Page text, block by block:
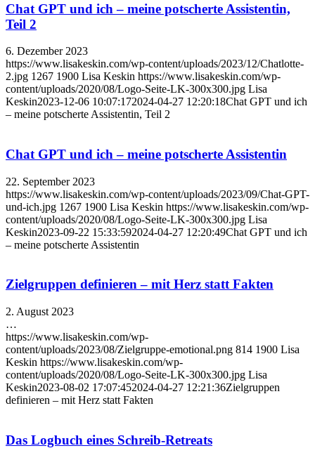
Chat GPT und ich – meine potscherte Assistentin,
Teil 2
6. Dezember 2023
https://www.lisakeskin.com/wp-content/uploads/2023/12/Chatlotte-
2.jpg 1267 1900 Lisa Keskin https://www.lisakeskin.com/wp-
content/uploads/2020/08/Logo-Seite-LK-300x300.jpg Lisa
Keskin2023-12-06 10:07:172024-04-27 12:20:18Chat GPT und ich
– meine potscherte Assistentin, Teil 2
Chat GPT und ich – meine potscherte Assistentin
22. September 2023
https://www.lisakeskin.com/wp-content/uploads/2023/09/Chat-GPT-
und-ich.jpg 1267 1900 Lisa Keskin https://www.lisakeskin.com/wp-
content/uploads/2020/08/Logo-Seite-LK-300x300.jpg Lisa
Keskin2023-09-22 15:33:592024-04-27 12:20:49Chat GPT und ich
– meine potscherte Assistentin
Zielgruppen definieren – mit Herz statt Fakten
2. August 2023
…
https://www.lisakeskin.com/wp-
content/uploads/2023/08/Zielgruppe-emotional.png 814 1900 Lisa
Keskin https://www.lisakeskin.com/wp-
content/uploads/2020/08/Logo-Seite-LK-300x300.jpg Lisa
Keskin2023-08-02 17:07:452024-04-27 12:21:36Zielgruppen
definieren – mit Herz statt Fakten
Das Logbuch eines Schreib-Retreats